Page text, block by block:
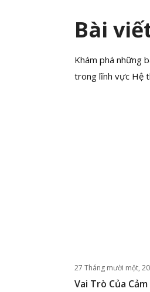
Bài
Khám phá những
trong lĩnh vực Hệ
27 Tháng mười một,
Vai Trò Của